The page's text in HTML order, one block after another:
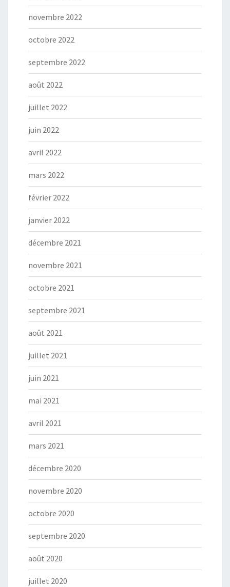
novembre 2022
octobre 2022
septembre 2022
août 2022
juillet 2022
juin 2022
avril 2022
mars 2022
février 2022
janvier 2022
décembre 2021
novembre 2021
octobre 2021
septembre 2021
août 2021
juillet 2021
juin 2021
mai 2021
avril 2021
mars 2021
décembre 2020
novembre 2020
octobre 2020
septembre 2020
août 2020
juillet 2020